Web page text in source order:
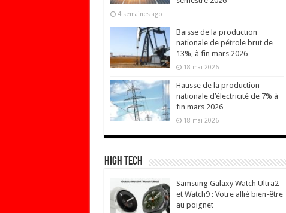
4 semaines ago
Baisse de la production
nationale de pétrole brut de
13%, à fin mars 2026
18 mai 2026
Hausse de la production
nationale d’électricité de 7% à
fin mars 2026
18 mai 2026
High Tech
Samsung Galaxy Watch Ultra2
et Watch9 : Votre allié bien-être
au poignet